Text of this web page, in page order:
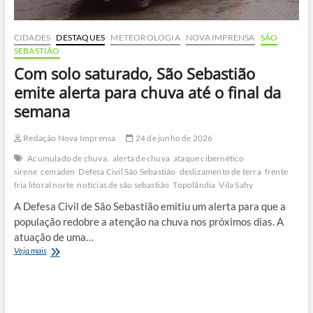
CIDADES DESTAQUES METEOROLOGIA NOVA IMPRENSA SÃO
SEBASTIÃO
Com solo saturado, São Sebastião
emite alerta para chuva até o final da
semana
Redação Nova Imprensa
24 de junho de 2026
Acumulado de chuva. alerta de chuva ataque cibernético
sirene cemaden Defesa Civil São Sebastião deslizamento de terra frente
fria litoral norte notícias de são sebastião Topolândia Vila Sahy
A Defesa Civil de São Sebastião emitiu um alerta para que a
população redobre a atenção na chuva nos próximos dias. A
atuação de uma…
Veja maisCom